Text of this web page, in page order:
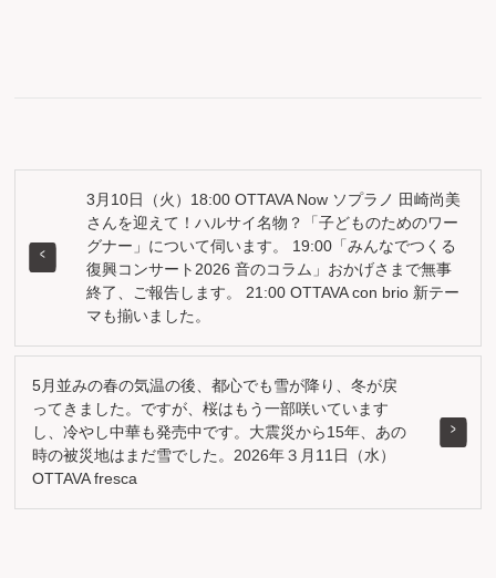
3月10日（火）18:00 OTTAVA Now ソプラノ 田崎尚美
さんを迎えて！ハルサイ名物？「子どものためのワー
グナー」について伺います。 19:00「みんなでつくる
復興コンサート2026 音のコラム」おかげさまで無事
終了、ご報告します。 21:00 OTTAVA con brio 新テー
マも揃いました。
5月並みの春の気温の後、都心でも雪が降り、冬が戻
ってきました。ですが、桜はもう一部咲いています
し、冷やし中華も発売中です。大震災から15年、あの
時の被災地はまだ雪でした。2026年３月11日（水）
OTTAVA fresca